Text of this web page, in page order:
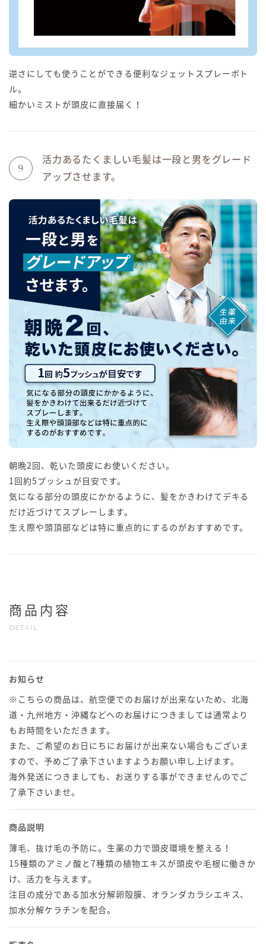
逆さにしても使うことができる便利なジェットスプレーボト
ル。
細かいミストが頭皮に直接届く！
9
活力あるたくましい毛髪は一段と男をグレード
アップさせます。
朝晩2回、乾いた頭皮にお使いください。
1回約5プッシュが目安です。
気になる部分の頭皮にかかるように、髪をかきわけてデキる
だけ近づけてスプレーします。
生え際や頭頂部などは特に重点的にするのがおすすめです。
商品内容
DETAIL
お知らせ
※こちらの商品は、航空便でのお届けが出来ないため、北海
道・九州地方・沖縄などへのお届けにつきましては通常より
もお時間をいただきます。
また、ご希望のお日にちにお届けが出来ない場合もございま
すので、予めご了承下さいますようお願い申し上げます。
海外発送につきましても、お送りする事ができませんのでご
了承下さいませ。
商品説明
薄毛、抜け毛の予防に。生薬の力で頭皮環境を整える！
15種類のアミノ酸と7種類の植物エキスが頭皮や毛根に働きか
け、活力を与えます。
注目の成分である加水分解卵殻膜、オランダカラシエキス、
加水分解ケラチンを配合。